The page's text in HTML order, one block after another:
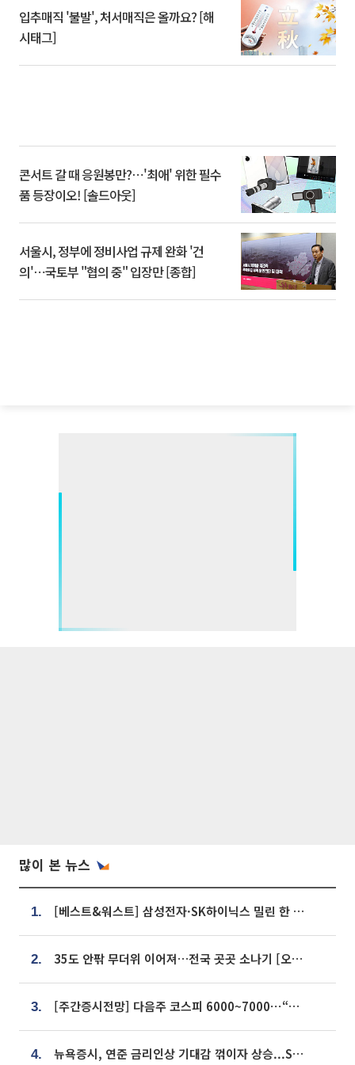
입추매직 '불발', 처서매직은 올까요? [해
시태그]
콘서트 갈 때 응원봉만?⋯'최애' 위한 필수
품 등장이오! [솔드아웃]
서울시, 정부에 정비사업 규제 완화 '건
의'⋯국토부 "협의 중" 입장만 [종합]
많이 본 뉴스
1. [베스트&워스트] 삼성전자·SK하이닉스 밀린 한 주…상상인증권은 85% 급등
2. 35도 안팎 무더위 이어져…전국 곳곳 소나기 [오늘 날씨]
3. [주간증시전망] 다음주 코스피 6000~7000⋯“外人 수급은 정책이 변수”
4. 뉴욕증시, 연준 금리인상 기대감 꺾이자 상승...S&P500 사상 최고치 [종합]